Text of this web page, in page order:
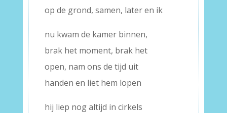
op de grond, samen, later en ik
nu kwam de kamer binnen,
brak het moment, brak het
open, nam ons de tijd uit
handen en liet hem lopen
hij liep nog altijd in cirkels